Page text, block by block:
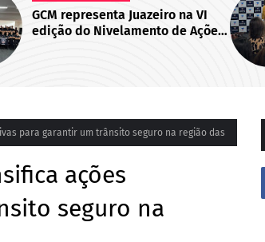
Juazeiro sedia primeiro encontro
do Cegras e fortalece integração
para garantir um trânsito seguro na região das
ações
seguro na